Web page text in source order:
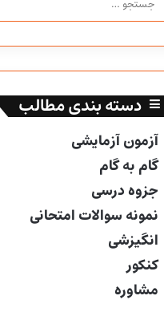
دسته بندی مطالب
آزمون آزمایشی
گام به گام
جزوه درسی
نمونه سوالات امتحانی
انگیزشی
کنکور
مشاوره